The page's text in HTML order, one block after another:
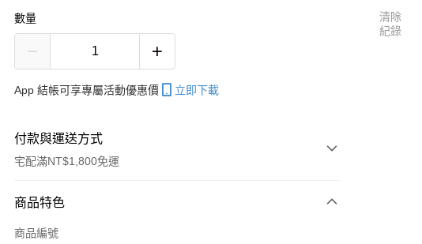
數量
App 結帳可享專屬活動優惠價 立即下載
付款與運送方式
宅配滿NT$1,800免運
付款方式
信用卡一次付款
商品特色
商品編號
清除
紀錄